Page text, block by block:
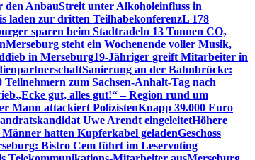
den AnbauStreit unter Alkoholeinfluss in
laden zur dritten TeilhabekonferenzL 178
sparen beim Stadtradeln 13 Tonnen CO₂
Merseburg steht ein Wochenende voller Musik,
in Merseburg19-Jähriger greift Mitarbeiter in
Sanierung an der Bahnbrücke:
Teilnehmern zum Sachsen-Anhalt-Tag nach
„Ecke gut, alles gut!“ – Region rund um
Mann attackiert PolizistenKnapp 39.000 Euro
Uwe Arendt eingeleitetHöhere
hatten Kupferkabel geladenGeschoss
Bistro Cem führt im Leservoting